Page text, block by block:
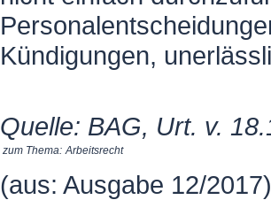
Kündigungen,
Quelle: BAG, Urt. v.
zum Thema: Arbeitsrecht
(aus: Ausgabe 12/2017)